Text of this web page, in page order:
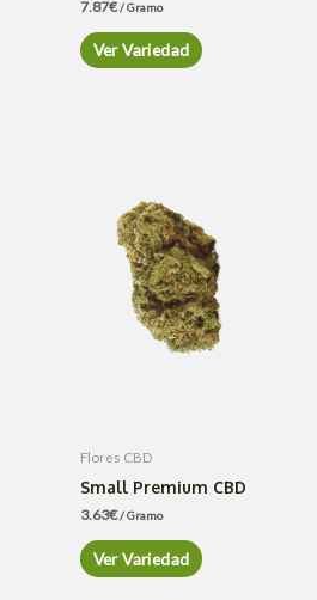
7.87€/ Gramo
Ver Variedad
Flores CBD
Small Premium CBD
3.63€/ Gramo
Ver Variedad